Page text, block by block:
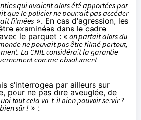
qui avaient alors été apportées par
que le policier ne pourrait pas accéder
filmées ». En cas d'agression, les
examinées dans le cadre
le parquet : « on partait alors du
ne pouvait pas être filmé partout,
La CNIL considérait la garantie
comme absolument
s'interrogea par ailleurs sur
pour ne pas dire aveuglée, de
tout cela va-t-il bien pouvoir servir ?
sûr ! » :